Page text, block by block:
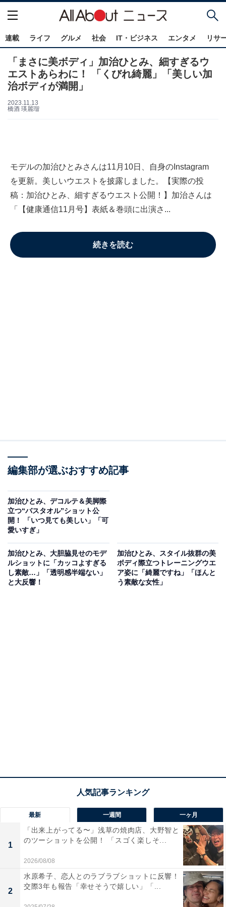
連載 ライフ グルメ 社会 IT・ビジネス エンタメ リサ
「まさに美ボディ」加治ひとみ、細すぎるウ
エストあらわに！ 「くびれ綺麗」「美しい加
治ボディが満開」
2023.11.13
橋酒 瑛麗瑠
モデルの加治ひとみさんは11月10日、自身のInstagram
を更新。美しいウエストを披露しました。【実際の投
稿：加治ひとみ、細すぎるウエスト公開！】加治さんは
「【健康通信11月号】表紙＆巻頭に出演さ...
続きを読む
編集部が選ぶおすすめ記事
加治ひとみ、デコルテ＆美脚際
立つ“バスタオル”ショット公
開！ 「いつ見ても美しい」「可
愛いすぎ」
加治ひとみ、大胆脇見せのモデ
ルショットに「カッコよすぎる
し素敵…」「透明感半端ない」
と大反響！
加治ひとみ、スタイル抜群の美
ボディ際立つトレーニングウエ
ア姿に「綺麗ですね」「ほんと
う素敵な女性」
最新 一週間 一ヶ月
1
「出来上がってる〜」浅草の焼肉店、大野智と
のツーショットを公開！ 「スゴく楽しそ...
2026/08/08
2
水原希子、恋人とのラブラブショットに反響！
交際3年も報告「幸せそうで嬉しい」「...